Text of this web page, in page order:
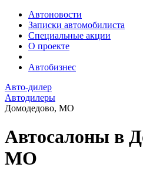
Автоновости
Записки автомобилиста
Специальные акции
О проекте
Автобизнес
Авто-дилер
Автодилеры
Домодедово, МО
Автосалоны в
МО